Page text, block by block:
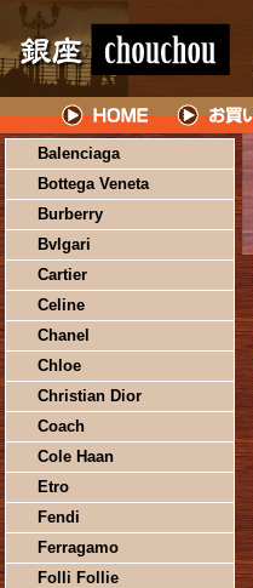
Balenciaga
Bottega Veneta
Burberry
Bvlgari
Cartier
Celine
Chanel
Chloe
Christian Dior
Coach
Cole Haan
Etro
Fendi
Ferragamo
Folli Follie